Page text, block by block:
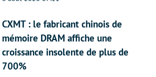
CXMT : le fabricant chinois de
mémoire DRAM affiche une
croissance insolente de plus de
700%